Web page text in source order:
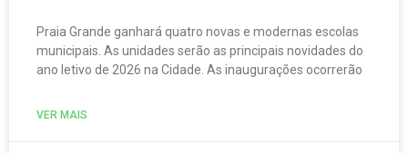
Praia Grande ganhará quatro novas e modernas escolas
municipais. As unidades serão as principais novidades do
ano letivo de 2026 na Cidade. As inaugurações ocorrerão
VER MAIS